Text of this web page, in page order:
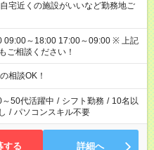
近くの施設がいいなど勤務地ご
～18:00 17:00～09:00 ※ 上記
ご相談ください！
相談OK！
～50代活躍中 / シフト勤務 / 10名以
/ パソコンスキル不要
する 詳細へ